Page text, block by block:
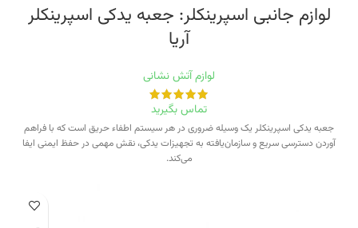
لوازم جانبی اسپرینکلر: جعبه یدکی اسپرینکلر
آریا
لوازم آتش نشانی
تماس بگیرید
جعبه یدکی اسپرینکلر یک وسیله ضروری در هر سیستم اطفاء حریق است که با فراهم
آوردن دسترسی سریع و سازمان‌یافته به تجهیزات یدکی، نقش مهمی در حفظ ایمنی ایفا
می‌کند.